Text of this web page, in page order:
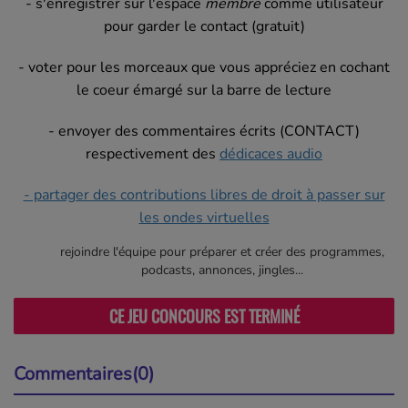
pour garder le contact (gratuit)
- voter pour les morceaux que vous appréciez en cochant
le coeur émargé sur la barre de lecture
- envoyer des commentaires écrits (CONTACT)
respectivement des dédicaces audio
- partager des contributions libres de droit à passer sur
les ondes virtuelles
rejoindre l'équipe pour préparer et créer des programmes,
podcasts, annonces, jingles...
Commentaires(0)